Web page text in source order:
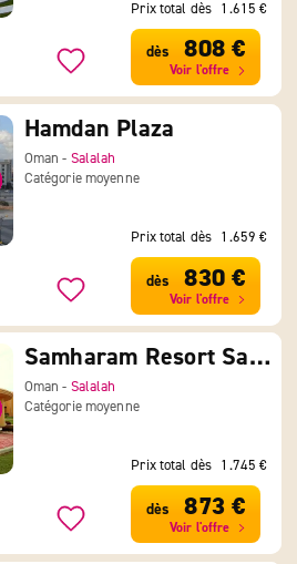
Prix total dès 1.615 €
dès 808 €
Voir l'offre
Hamdan Plaza
Oman - Salalah
Catégorie moyenne
Prix total dès 1.659 €
dès 830 €
Voir l'offre
Samharam Resort Salalah
Oman - Salalah
Catégorie moyenne
Prix total dès 1.745 €
dès 873 €
Voir l'offre